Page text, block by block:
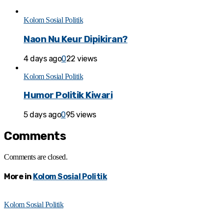
Kolom Sosial Politik
Naon Nu Keur Dipikiran?
4 days ago022 views
Kolom Sosial Politik
Humor Politik Kiwari
5 days ago095 views
Comments
Comments are closed.
More in Kolom Sosial Politik
Kolom Sosial Politik